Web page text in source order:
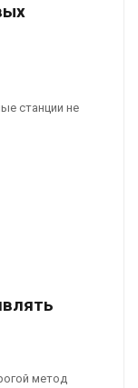
станции не
метод